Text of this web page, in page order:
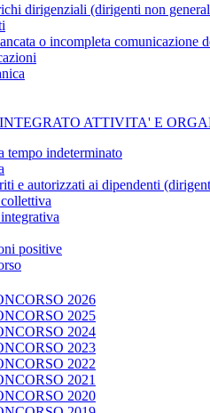
dirigenziali (dirigenti non
o incompleta
ATTIVITA' E
tempo indeterminato
e autorizzati ai dipendenti
positive
2026
2025
2024
2023
2022
2021
2020